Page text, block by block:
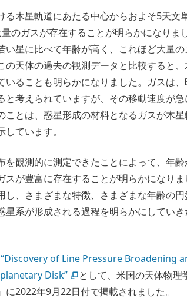
⽊星軌道にあたる中⼼からおよそ5天⽂
のガスが存在することが明らかになりま
い星に⽐べて年齢が高く、これほど⼤量
の天体の過去の観測データと⽐較すると
いることも明らかになりました。ガスは
と考えられていますが、その移動速度が
ことは、惑星形成の材料となるガスが⽊
ています。
を観測的に測定できたことによって、年
スが豊富に存在することが明らかになり
し、さまざまな特徴、さまざまな年齢の
系が形成される過程を明らかにしていき
of Line Pressure Broadening
Disk”
として、米国の天体物理
2022年9月22日付で掲載されました。